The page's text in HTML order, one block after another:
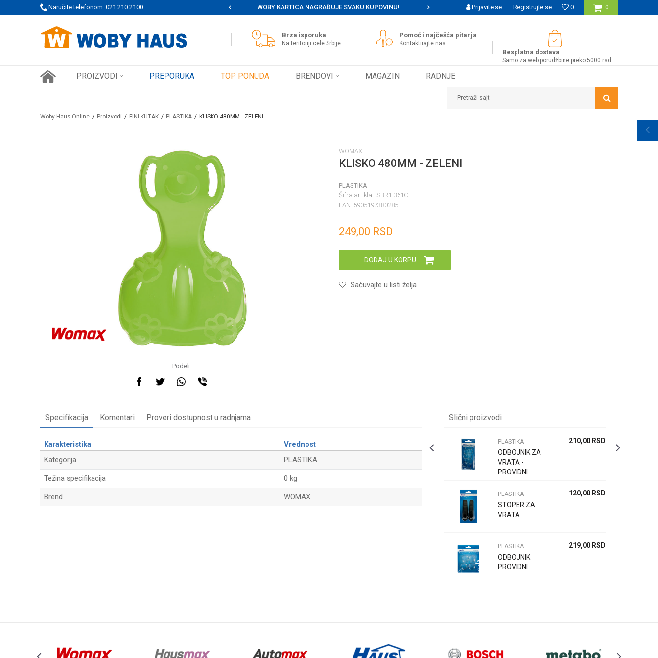
Naručite telefonom: 021 210 2100
PORUDŽBINE! SIGURNO PLAĆANJE PLATNIM KARTICAMA WOBY KARTICA NAGRAĐUJE SVAKU KUPOVINU! MOGUĆNOST BESPLATNE ISPORUKE ZA WEB PORUDŽBINE! 0
0
Prijavite se Registrujte se
Brza isporuka
Na teritoriji cele Srbije
Pomoć i najčešća pitanja
Kontaktirajte nas
Besplatna dostava
Samo za web porudžbine preko 5000 rsd.
PROIZVODI PREPORUKA TOP PONUDA BRENDOVI MAGAZIN RADNJE
Pretraži sajt
Woby Haus Online Proizvodi FINI KUTAK PLASTIKA KLISKO 480MM - ZELENI
Podeli
WOMAX
KLISKO 480MM - ZELENI
PLASTIKA
Šifra artikla: ISBR1-361C
EAN: 5905197380285
249,00 RSD
DODAJ U KORPU
Sačuvajte u listi želja
Specifikacija Komentari Proveri dostupnost u radnjama
Karakteristika
Vrednost
Kategorija
PLASTIKA
Težina specifikacija 0 kg
Brend WOMAX
Slični proizvodi
KLISKO
CRVENI
PLASTIKA
ODBOJNIK ZA
VRATA -
PROVIDNI
210,00 RSD
PLASTIKA
STOPER ZA
VRATA
120,00 RSD
PLASTIKA
ODBOJNIK
PROVIDNI
219,00 RSD